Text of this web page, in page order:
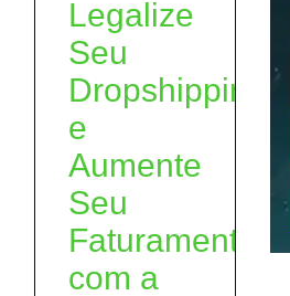
Legalize
Seu
Dropshipping
e
Aumente
Seu
Faturamento
com a